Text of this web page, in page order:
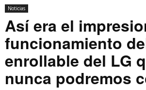
Noticias
Así era el
funcionamiento
enrollable del LG
nunca podremos